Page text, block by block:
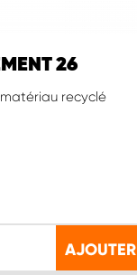
26
recyclé
AJOUTER